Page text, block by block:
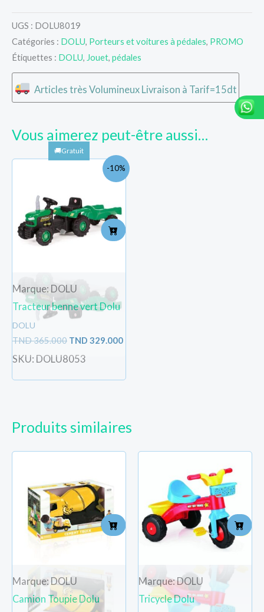
UGS : DOLU8019
Catégories : DOLU, Porteurs et voitures à pédales, PROMO
Étiquettes : DOLU, Jouet, pédales
Articles très Volumineux Livraison à Tarif=15dt
Vous aimerez peut-être aussi…
-10%
Marque: DOLU
Tracteur benne vert Dolu
DOLU
TND365.000
Le
était :
TND
365.000.
TND 329.000
Le
prix
329.000.
SKU: DOLU8053
Produits similaires
Marque: DOLU
Camion Toupie Dolu
Marque: DOLU
Tricycle Dolu